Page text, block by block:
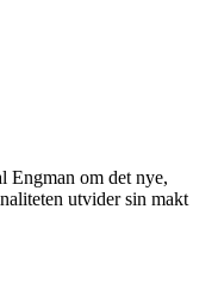
Engman om det nye,
utvider sin makt